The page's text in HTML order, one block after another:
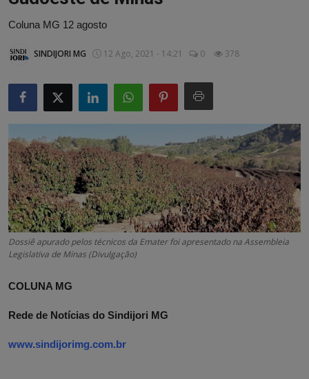
Matérias / Parcerias
Coluna MG 12 agosto
SINDIJORI MG 12 Ago, 2021 - 14:21 0 378
Dossiê apurado pelos técnicos da Emater foi apresentado na Assembleia
Legislativa de Minas (Divulgação)
COLUNA MG
Rede de Notícias do Sindijori MG
www.sindijorimg.com.br